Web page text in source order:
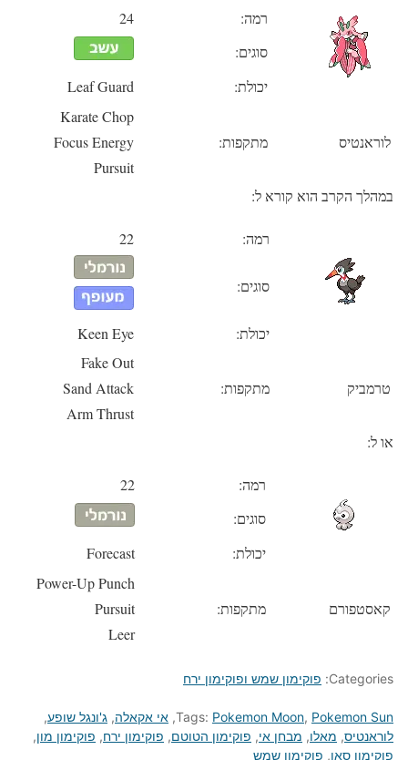
רמה:
24
סוגים:
יכולת:
Leaf Guard
לוראנטיס מתקפות:
Karate Chop
Focus Energy
Pursuit
במהלך הקרב הוא קורא ל:
רמה: 22
סוגים:
יכולת: Keen Eye
טרמביק מתקפות:
Fake Out
Sand Attack
Arm Thrust
או ל:
רמה:
22
סוגים:
יכולת:
Forecast
קאסטפורם מתקפות:
Power-Up Punch
Pursuit
Leer
Categories: פוקימון שמש ופוקימון ירח
Tags: Pokemon Moon, Pokemon Sun
, אי אקאלה, ג'ונגל שופע,
לוראנטיס, מאלו, מבחן אי, פוקימון הטוטם, פוקימון ירח, פוקימון מון,
פוקימון סאן, פוקימון שמש